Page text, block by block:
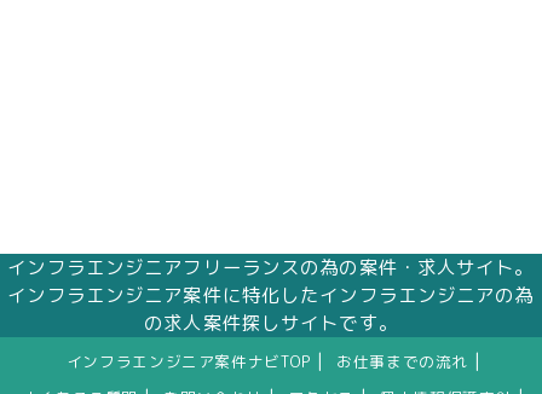
インフラエンジニアフリーランスの為の案件・求人サイト。
インフラエンジニア案件に特化したインフラエンジニアの為
の求人案件探しサイトです。
インフラエンジニア案件ナビTOP お仕事までの流れ